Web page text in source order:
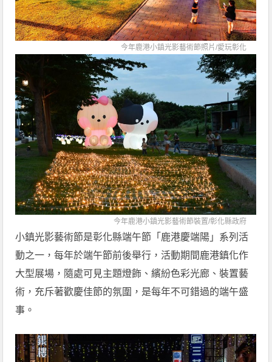
今年鹿港小鎮光影藝術節照片/愛玩彰化
今年鹿港小鎮光影藝術節裝置/彰化縣政府
小鎮光影藝術節是彰化縣端午節「鹿港慶端陽」系列活
動之一，每年於端午節前後舉行，活動期間鹿港鎮化作
大型展場，隨處可見主題燈飾、繽紛色彩光廊、裝置藝
術，充斥著歡慶佳節的氛圍，是每年不可錯過的端午盛
事。